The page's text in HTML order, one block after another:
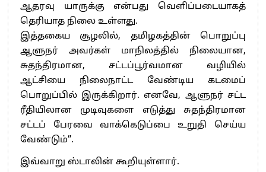
ஆதரவு யாருக்கு என்பது வெளிப்படையாகத்
தெரியாத நிலை உள்ளது.
இத்தகைய சூழலில், தமிழகத்தின் பொறுப்பு
ஆளுநர் அவர்கள் மாநிலத்தில் நிலையான,
சுதந்திரமான, சட்டப்பூர்வமான வழியில்
ஆட்சியை நிலைநாட்ட வேண்டிய கடமைப்
பொறுப்பில் இருக்கிறார். எனவே, ஆளுநர் சட்ட
ரீதியிலான முடிவுகளை எடுத்து சுதந்திரமான
சட்டப் பேரவை வாக்கெடுப்பை உறுதி செய்ய
வேண்டும்”.
இவ்வாறு ஸ்டாலின் கூறியுள்ளார்.